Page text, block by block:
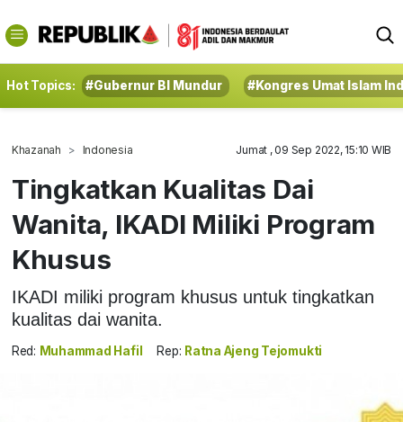
Hot Topics: #Gubernur BI Mundur #Kongres Umat Islam
Khazanah Indonesia Jumat , 09 Sep 2022, 15:10 WIB
Tingkatkan Kualitas Dai
Wanita, IKADI Miliki Program
Khusus
IKADI miliki program khusus untuk tingkatkan
kualitas dai wanita.
Red: Muhammad Hafil Rep: Ratna Ajeng Tejomukti